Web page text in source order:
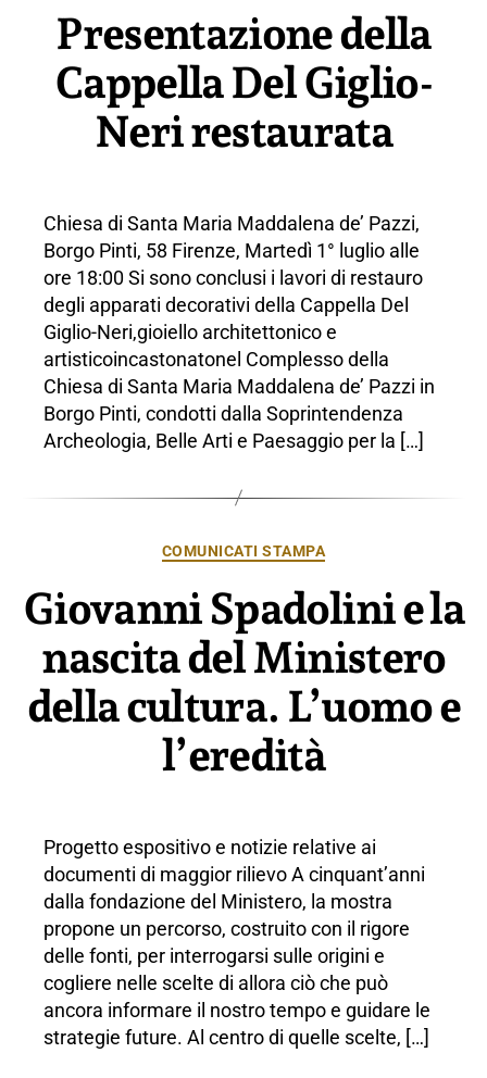
Presentazione della
Cappella Del Giglio-
Neri restaurata
Chiesa di Santa Maria Maddalena de’ Pazzi,
Borgo Pinti, 58 Firenze, Martedì 1° luglio alle
ore 18:00 Si sono conclusi i lavori di restauro
degli apparati decorativi della Cappella Del
Giglio-Neri,gioiello architettonico e
artisticoincastonatonel Complesso della
Chiesa di Santa Maria Maddalena de’ Pazzi in
Borgo Pinti, condotti dalla Soprintendenza
Archeologia, Belle Arti e Paesaggio per la […]
Categorie
COMUNICATI STAMPA
Giovanni Spadolini e la
nascita del Ministero
della cultura. L’uomo e
l’eredità
Progetto espositivo e notizie relative ai
documenti di maggior rilievo A cinquant’anni
dalla fondazione del Ministero, la mostra
propone un percorso, costruito con il rigore
delle fonti, per interrogarsi sulle origini e
cogliere nelle scelte di allora ciò che può
ancora informare il nostro tempo e guidare le
strategie future. Al centro di quelle scelte, […]